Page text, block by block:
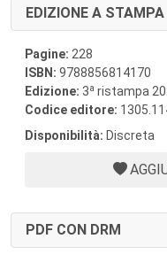
EDIZIONE A STAMPA
Pagine: 228
ISBN: 9788856814170
Edizione: 3a ristampa
Codice editore:
Disponibilità: Discreta
PDF CON DRM